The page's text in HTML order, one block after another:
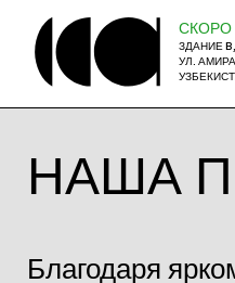
СКОРО
ЗДАНИЕ B,
УЛ.
НАША
Благодаря